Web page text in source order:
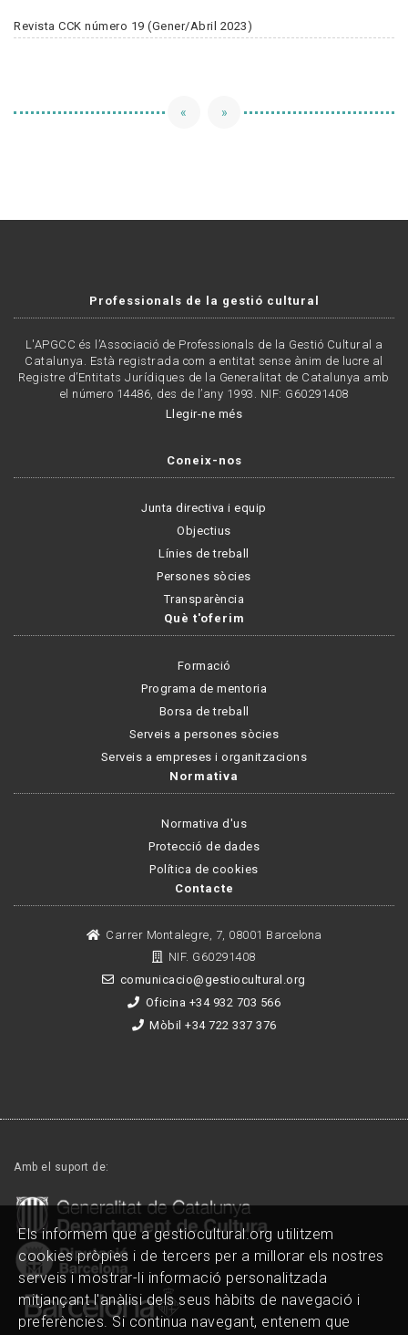
Revista CCK número 19 (Gener/Abril 2023)
« »
Professionals de la gestió cultural
L'APGCC és l’Associació de Professionals de la Gestió Cultural a
Catalunya. Està registrada com a entitat sense ànim de lucre al
Registre d’Entitats Jurídiques de la Generalitat de Catalunya amb
el número 14486, des de l’any 1993. NIF: G60291408
Llegir-ne més
Coneix-nos
Junta directiva i equip
Objectius
Línies de treball
Persones sòcies
Transparència
Què t'oferim
Formació
Programa de mentoria
Borsa de treball
Serveis a persones sòcies
Serveis a empreses i organitzacions
Normativa
Normativa d'us
Protecció de dades
Política de cookies
Contacte
Carrer Montalegre, 7, 08001 Barcelona
NIF. G60291408
comunicacio@gestiocultural.org
Oficina +34 932 703 566
Mòbil +34 722 337 376
Amb el suport de:
Els informem que a gestiocultural.org utilitzem
cookies pròpies i de tercers per a millorar els nostres
serveis i mostrar-li informació personalitzada
mitjançant l'anàlisi dels seus hàbits de navegació i
preferències. Si continua navegant, entenem que